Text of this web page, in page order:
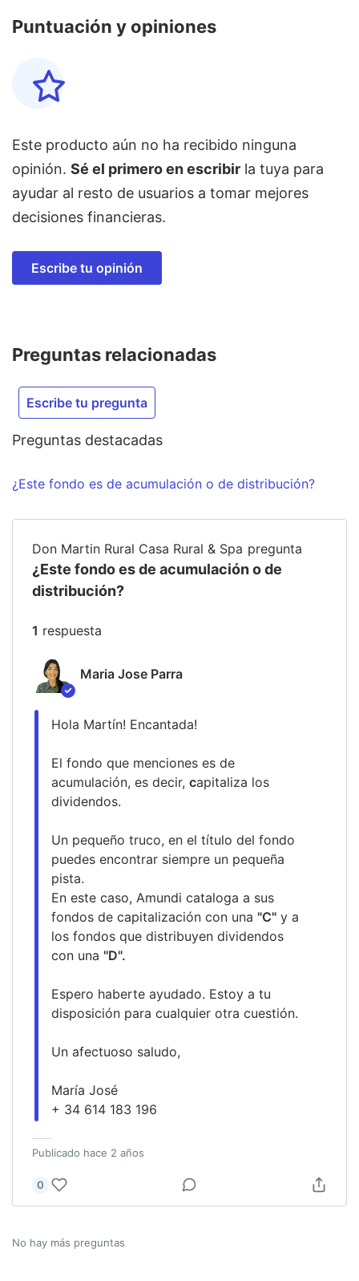
Puntuación y opiniones
Este producto aún no ha recibido ninguna
opinión. Sé el primero en escribir la tuya para
ayudar al resto de usuarios a tomar mejores
decisiones financieras.
Escribe tu opinión
Preguntas relacionadas
Escribe tu pregunta
Preguntas destacadas
¿Este fondo es de acumulación o de distribución?
Don Martin Rural Casa Rural & Spa pregunta
¿Este fondo es de acumulación o de
distribución?
1 respuesta
Maria Jose Parra
Hola Martín! Encantada!
El fondo que menciones es de
acumulación, es decir, capitaliza los
dividendos.
Un pequeño truco, en el título del fondo
puedes encontrar siempre un pequeña
pista.
En este caso, Amundi cataloga a sus
fondos de capitalización con una "C" y a
los fondos que distribuyen dividendos
con una "D".
Espero haberte ayudado. Estoy a tu
disposición para cualquier otra cuestión.
Un afectuoso saludo,
María José
+ 34 614 183 196
Publicado hace 2 años
0
No hay más preguntas